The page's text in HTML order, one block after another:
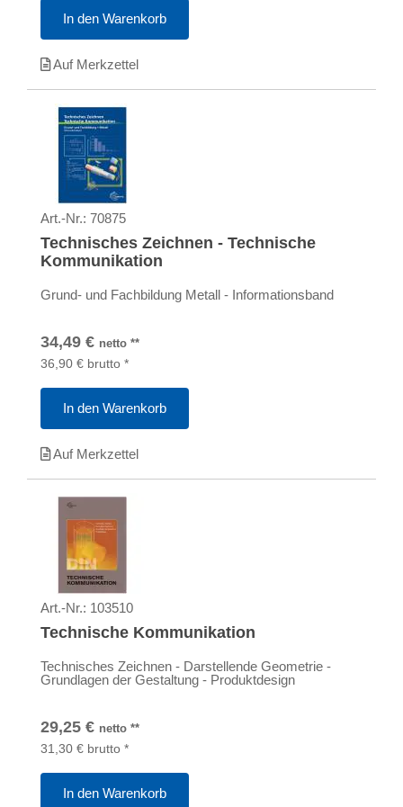
In den Warenkorb
Auf Merkzettel
Art.-Nr.: 70875
Technisches Zeichnen - Technische
Kommunikation
Grund- und Fachbildung Metall - Informationsband
34,49 € netto **
36,90 € brutto *
In den Warenkorb
Auf Merkzettel
Art.-Nr.: 103510
Technische Kommunikation
Technisches Zeichnen - Darstellende Geometrie -
Grundlagen der Gestaltung - Produktdesign
29,25 € netto **
31,30 € brutto *
In den Warenkorb